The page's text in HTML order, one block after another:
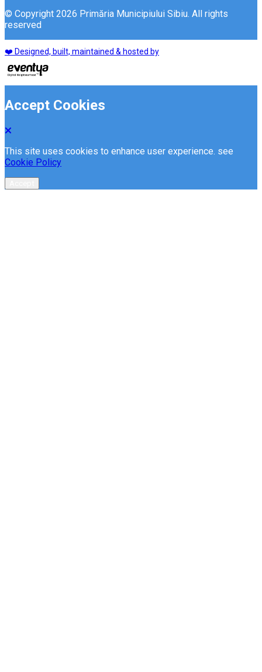
© Copyright 2026 Primăria Municipiului Sibiu. All rights
reserved
❤️ Designed, built, maintained & hosted by
Accept Cookies
This site uses cookies to enhance user experience. see
Cookie Policy